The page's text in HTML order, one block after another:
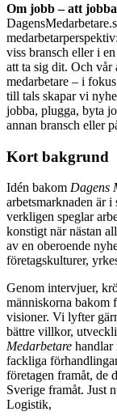
Om jobb – att
viss bransch eller i
att ta sig dit. Och vår
medarbetare – i
till tals skapar vi
jobba, plugga, byta
annan bransch eller
Kort bakgrund
Idén bakom Dagens
arbetsmarknaden är
verkligen speglar
konstigt när nästan
av en oberoende
företagskulturer,
Genom intervjuer,
människorna bakom
visioner. Vi lyfter
bättre villkor,
Medarbetare handlar
fackliga
företagen framåt, de
Sverige framåt. Just
Logistik,